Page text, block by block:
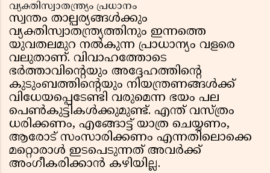
വ്യക്തിസ്വാതന്ത്ര്യം പ്രധാനം
സ്വന്തം താല്പര്യങ്ങൾക്കും
വ്യക്തിസ്വാതന്ത്ര്യത്തിനും ഇന്നത്തെ
യുവതലമുറ നൽകുന്ന പ്രാധാന്യം വളരെ
വലുതാണ്. വിവാഹത്തോടെ
ഭർത്താവിന്റെയും അദ്ദേഹത്തിന്റെ
കുടുംബത്തിന്റെയും നിയന്ത്രണങ്ങൾക്ക്
വിധേയപ്പെടേണ്ടി വരുമെന്ന ഭയം പല
പെൺകുട്ടികൾക്കുമുണ്ട്. എന്ത് വസ്ത്രം
ധരിക്കണം, എങ്ങോട്ട് യാത്ര ചെയ്യണം,
ആരോട് സംസാരിക്കണം എന്നതിലൊക്കെ
മറ്റൊരാൾ ഇടപെടുന്നത് അവർക്ക്
അംഗീകരിക്കാൻ കഴിയില്ല.